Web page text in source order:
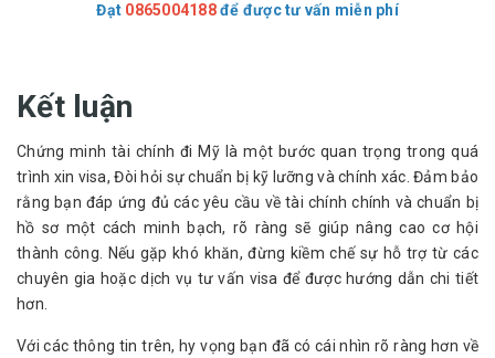
Đạt 0865004188 để được tư vấn miễn phí
Kết luận
Chứng minh tài chính đi Mỹ là một bước quan trọng trong quá
trình xin visa, Đòi hỏi sự chuẩn bị kỹ lưỡng và chính xác. Đảm bảo
rằng bạn đáp ứng đủ các yêu cầu về tài chính chính và chuẩn bị
hồ sơ một cách minh bạch, rõ ràng sẽ giúp nâng cao cơ hội
thành công. Nếu gặp khó khăn, đừng kiềm chế sự hỗ trợ từ các
chuyên gia hoặc dịch vụ tư vấn visa để được hướng dẫn chi tiết
hơn.
Với các thông tin trên, hy vọng bạn đã có cái nhìn rõ ràng hơn về